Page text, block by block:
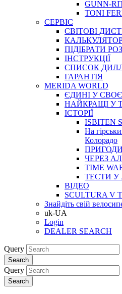
GUNN-
TONI
СЕРВІС
СВІТОВІ
ПІДІБРАТИ
IНСТРУКЦIЇ
СПИСОК
ГАРАНТIЯ
MERIDA WORLD
ЄДИНI У
НАЙКРАЩІ У
ІСТОРІЇ
ISBITEN
На
Колорадо
ПРИГОДИ
ЧЕРЕЗ
TIME
ТЕСТИ У
ВІДЕО
SCULTURA V
Знайдіть свій
uk-UA
Login
DEALER SEARCH
Query
Search
Query
Search